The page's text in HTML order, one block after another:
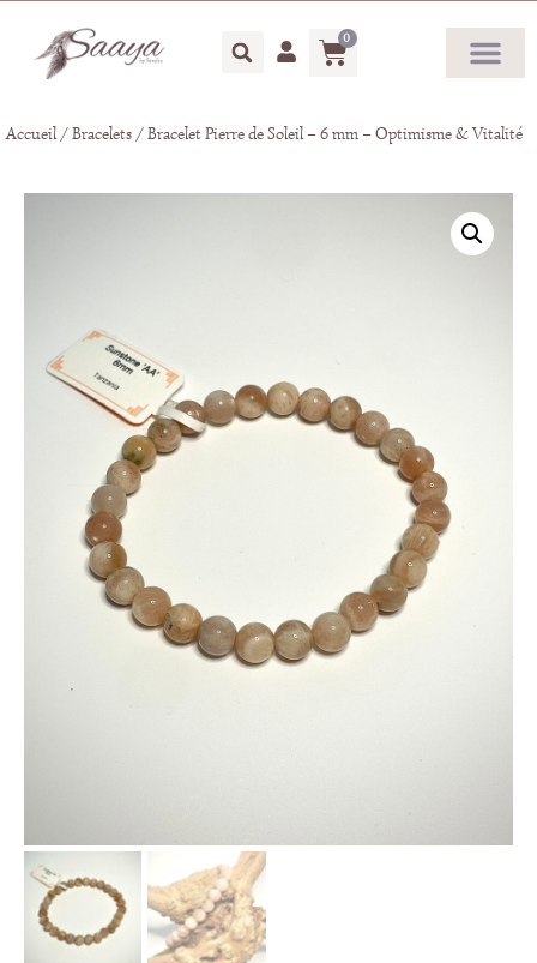
0
Accueil/Bracelets / Bracelet Pierre de Soleil – 6 mm – Optimisme & Vitalité